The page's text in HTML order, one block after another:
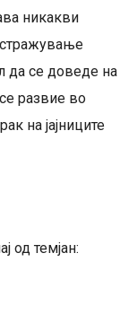
никакви
да се доведе на
развие во
на јајниците
од темјан: